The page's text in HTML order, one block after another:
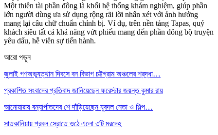
Một thiên tài phần đông là khối hệ thống khám nghiệm, giúp phần
lớn người dùng ưa sử dụng rộng rãi lời nhấn xét với ảnh hưởng
mang lại câu chữ chuẩn chỉnh bị. Ví dụ, trên nền tảng Tapas, quý
khách siêu tất cả khả năng vứt phiếu mang đến phần đông bộ truyện
yêu dấu, hễ viên sự tiến hành.
আরো পড়ুন
জুলাই গণঅভ্যুত্থান দিবসে বন বিভাগ চট্টগ্রাম অঞ্চলের শ্রদ্ধা…
প্রকাশিত সংবাদের প্রতিবাদ জানিয়েছেন ফরেস্টার জয়ন্ত কুমার রায়
আনোয়ারায় বন্যার্পাতদের শে দাঁড়িয়েছেন যুবদল নেতা ও শিল্প…
সাতকানিয়ায় প্রবল স্রোতে ওঠে এলো ৩টি মরদেহ